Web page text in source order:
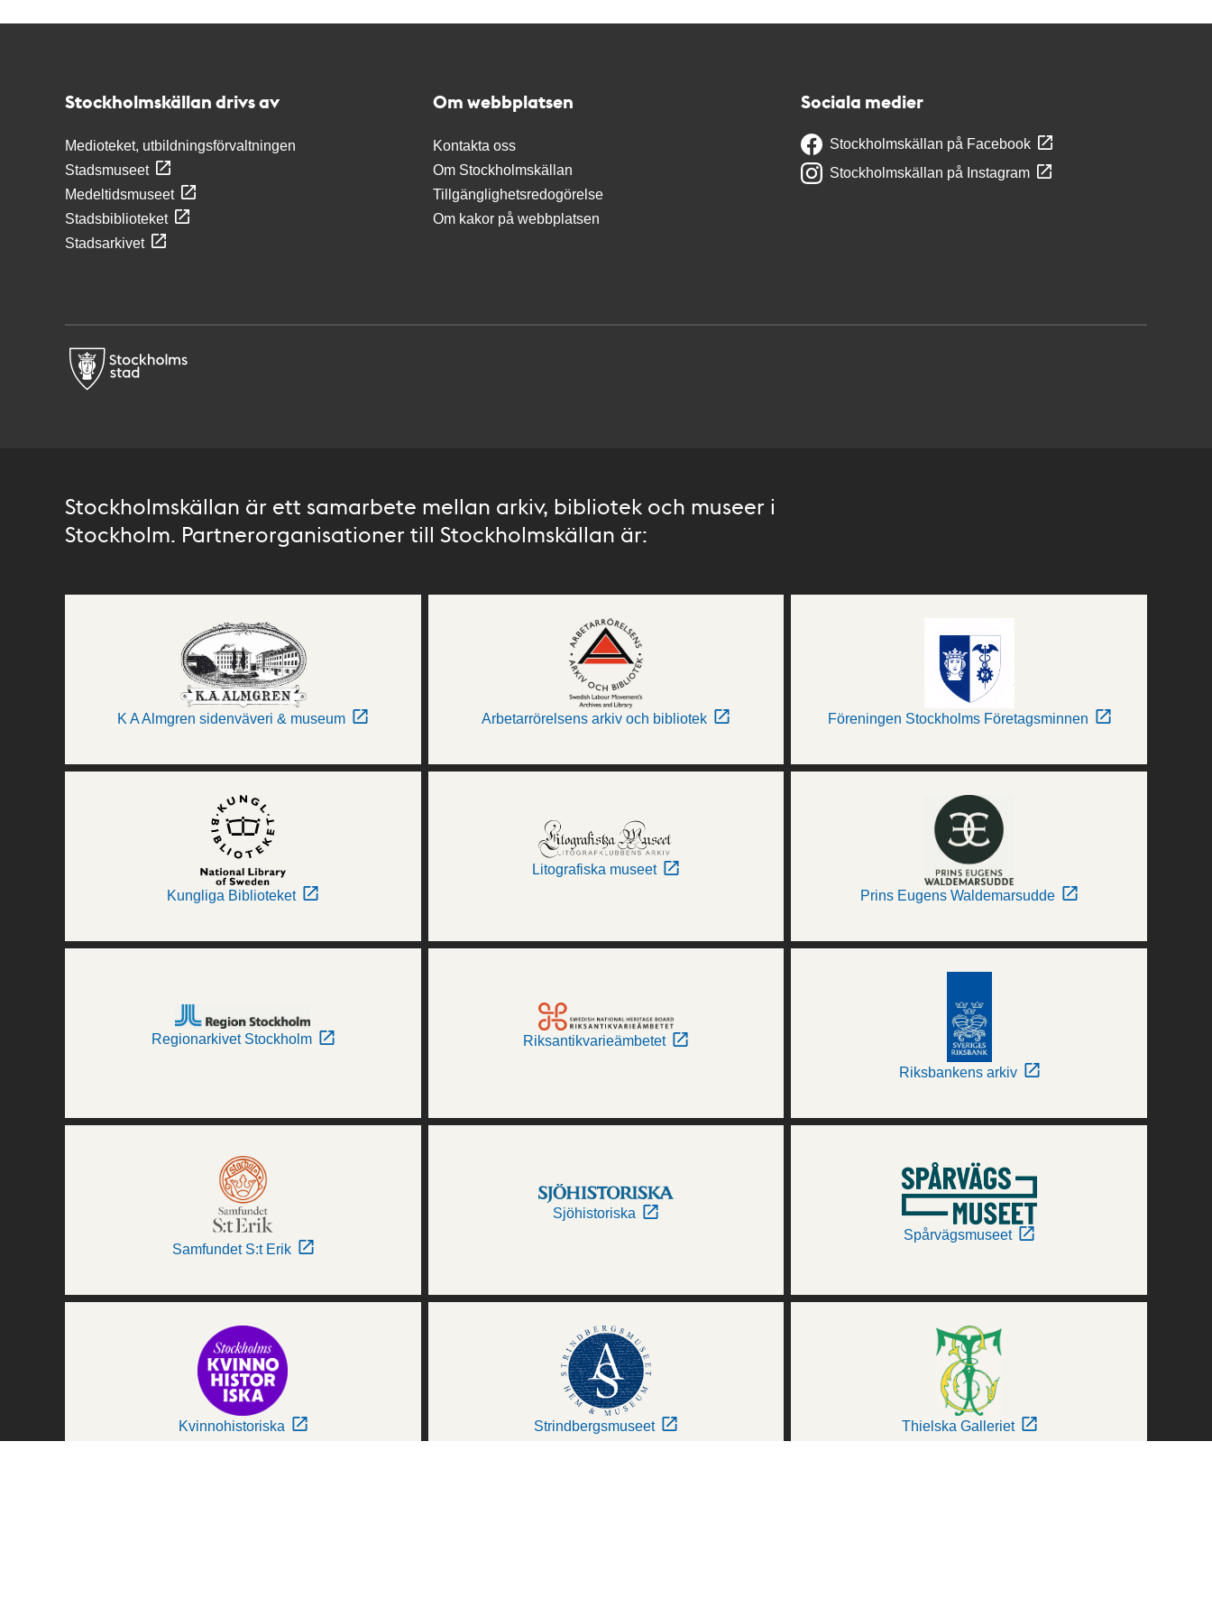
Stockholmskällan drivs av
Medioteket, utbildningsförvaltningen
Stadsmuseet
Medeltidsmuseet
Stadsbiblioteket
Stadsarkivet
Om webbplatsen
Kontakta oss
Om Stockholmskällan
Tillgänglighetsredogörelse
Om kakor på webbplatsen
Sociala medier
Stockholmskällan på Facebook
Stockholmskällan på Instagram
Stockholmskällan är ett samarbete mellan arkiv, bibliotek och museer i
Stockholm. Partnerorganisationer till Stockholmskällan är:
K A Almgren sidenväveri & museum Arbetarrörelsens arkiv och bibliotek Föreningen Stockholms Företagsminnen
Kungliga Biblioteket
Litografiska museet
Prins Eugens Waldemarsudde
Regionarkivet Stockholm Riksantikvarieämbetet
Riksbankens arkiv
Samfundet S:t Erik
Sjöhistoriska
Spårvägsmuseet
Kvinnohistoriska Strindbergsmuseet Thielska Galleriet